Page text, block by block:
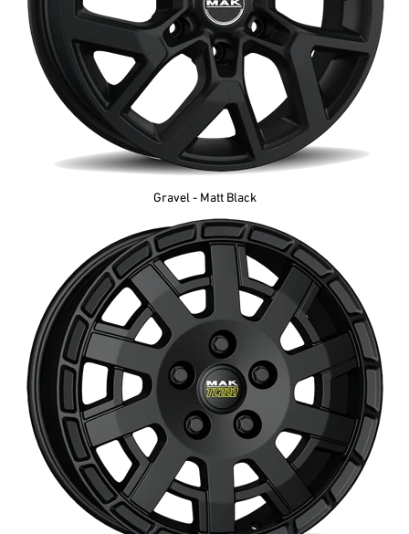
Gravel - Matt Black